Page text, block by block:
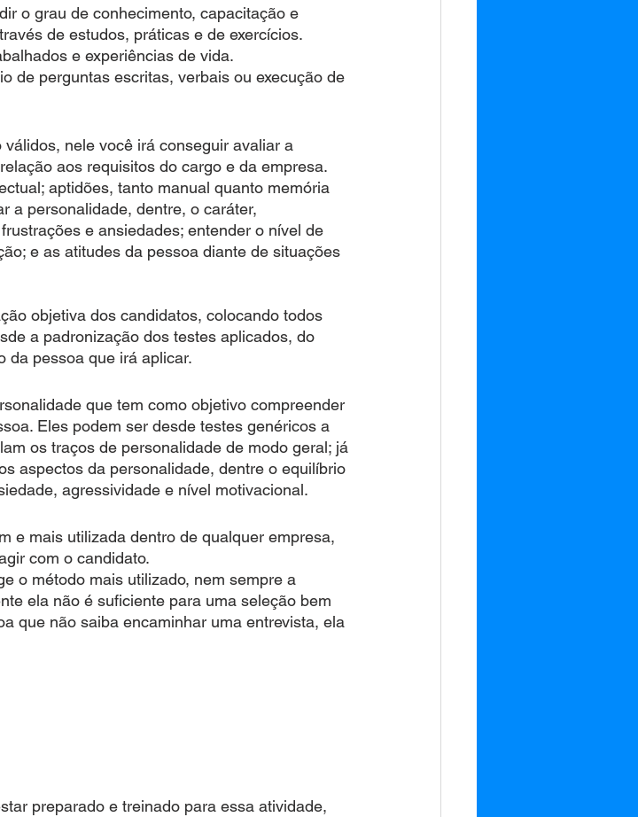
o grau de conhecimento, capacitação e
de estudos, práticas e de exercícios.
e experiências de vida.
meio de perguntas escritas, verbais ou execução de
nele você irá conseguir avaliar a
aos requisitos do cargo e da empresa.
aptidões, tanto manual quanto memória
a personalidade, dentre, o caráter,
frustrações e ansiedades; entender o nível de
e as atitudes da pessoa diante de situações
objetiva dos candidatos, colocando todos
desde a padronização dos testes aplicados, do
da pessoa que irá aplicar.
que tem como objetivo compreender
Eles podem ser desde testes genéricos a
os traços de personalidade de modo geral; já
aspectos da personalidade, dentre o equilíbrio
agressividade e nível motivacional.
e mais utilizada dentro de qualquer empresa,
com o candidato.
longe o método mais utilizado, nem sempre a
somente ela não é suficiente para uma seleção bem
que não saiba encaminhar uma entrevista, ela
preparado e treinado para essa atividade,